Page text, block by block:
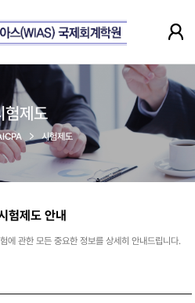
험제도
시험제도
험제도 안내
에 관한 모든 중요한 정보를 상세히 안내드립니다.